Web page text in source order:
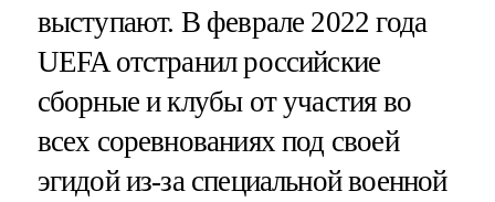
выступают. В феврале 2022 года
UEFA отстранил российские
сборные и клубы от участия во
всех соревнованиях под своей
эгидой из-за специальной военной